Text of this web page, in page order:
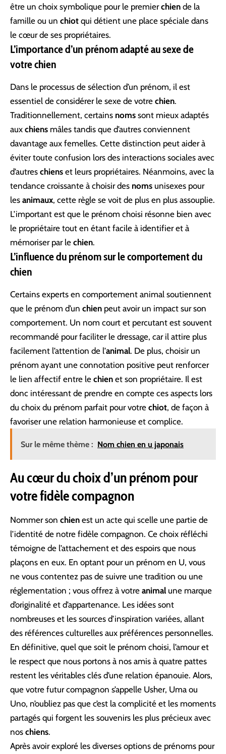
être un choix symbolique pour le premierchien de la
famille ou un chiot qui détient une place spéciale dans
le cœur de ses propriétaires.
L’importance d’un prénom adapté au sexe de
votre chien
Dans le processus de sélection d’un prénom, il est
essentiel de considérer le sexe de votre chien.
Traditionnellement, certains noms sont mieux adaptés
aux chiens mâles tandis que d’autres conviennent
davantage aux femelles. Cette distinction peut aider à
éviter toute confusion lors des interactions sociales avec
d’autres chiens et leurs propriétaires. Néanmoins, avec la
tendance croissante à choisir des noms unisexes pour
les animaux, cette règle se voit de plus en plus assouplie.
L’important est que le prénom choisi résonne bien avec
le propriétaire tout en étant facile à identifier et à
mémoriser par le chien.
L’influence du prénom sur le comportement du
chien
Certains experts en comportement animal soutiennent
que le prénom d’un chien peut avoir un impact sur son
comportement. Un nom court et percutant est souvent
recommandé pour faciliter le dressage, car il attire plus
facilement l’attention de l’animal. De plus, choisir un
prénom ayant une connotation positive peut renforcer
le lien affectif entre le chien et son propriétaire. Il est
donc intéressant de prendre en compte ces aspects lors
du choix du prénom parfait pour votre chiot, de façon à
favoriser une relation harmonieuse et complice.
Sur le même thème : Nom chien en u japonais
Au cœur du choix d’un prénom pour
votre fidèle compagnon
Nommer son chien est un acte qui scelle une partie de
l’identité de notre fidèle compagnon. Ce choix réfléchi
témoigne de l’attachement et des espoirs que nous
plaçons en eux. En optant pour un prénom en U, vous
ne vous contentez pas de suivre une tradition ou une
réglementation ; vous offrez à votre animal une marque
d’originalité et d’appartenance. Les idées sont
nombreuses et les sources d’inspiration variées, allant
des références culturelles aux préférences personnelles.
En définitive, quel que soit le prénom choisi, l’amour et
le respect que nous portons à nos amis à quatre pattes
restent les véritables clés d’une relation épanouie. Alors,
que votre futur compagnon s’appelle Usher, Uma ou
Uno, n’oubliez pas que c’est la complicité et les moments
partagés qui forgent les souvenirs les plus précieux avec
nos chiens.
Après avoir exploré les diverses options de prénoms pour